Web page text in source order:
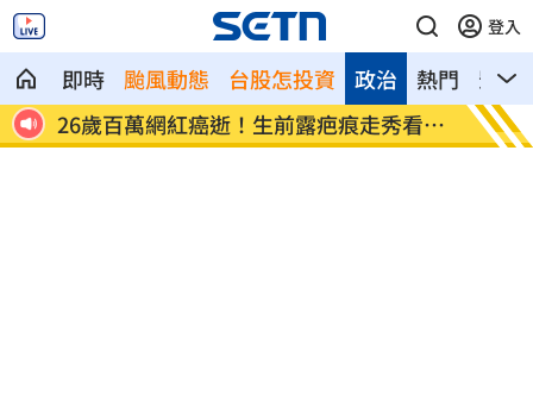
登入
即時 颱風動態 台股怎投資 熱門 影音
政治
了 26歲百萬網紅癌逝！生前露疤痕走秀看哭
網
店家
臉